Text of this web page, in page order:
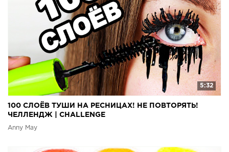
5:32
100 СЛОЁВ ТУШИ НА РЕСНИЦАХ! НЕ ПОВТОРЯТЬ!
ЧЕЛЛЕНДЖ | CHALLENGE
Anny May